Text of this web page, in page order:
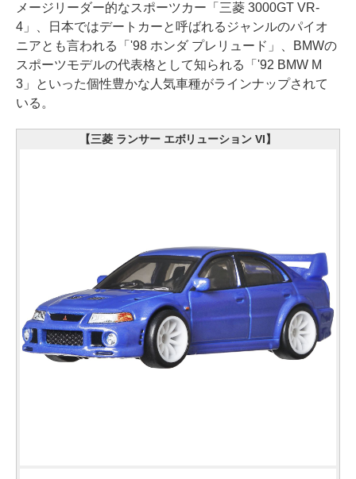
メージリーダー的なスポーツカー「三菱 3000GT VR-
4」、日本ではデートカーと呼ばれるジャンルのパイオ
ニアとも言われる「'98 ホンダ プレリュード」、BMWの
スポーツモデルの代表格として知られる「'92 BMW M
3」といった個性豊かな人気車種がラインナップされて
いる。
【三菱 ランサー エボリューション VI】